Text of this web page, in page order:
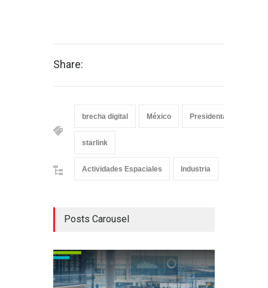
Share:
brecha digital México Presidenta de México
starlink
Actividades Espaciales Industria
Posts Carousel